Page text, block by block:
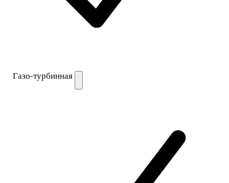
Газо-турбинная